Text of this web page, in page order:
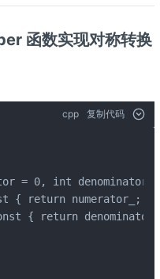
函数实现对称转换
cpp 复制代码
= 0, int denominator
{ return numerator_; }
{ return